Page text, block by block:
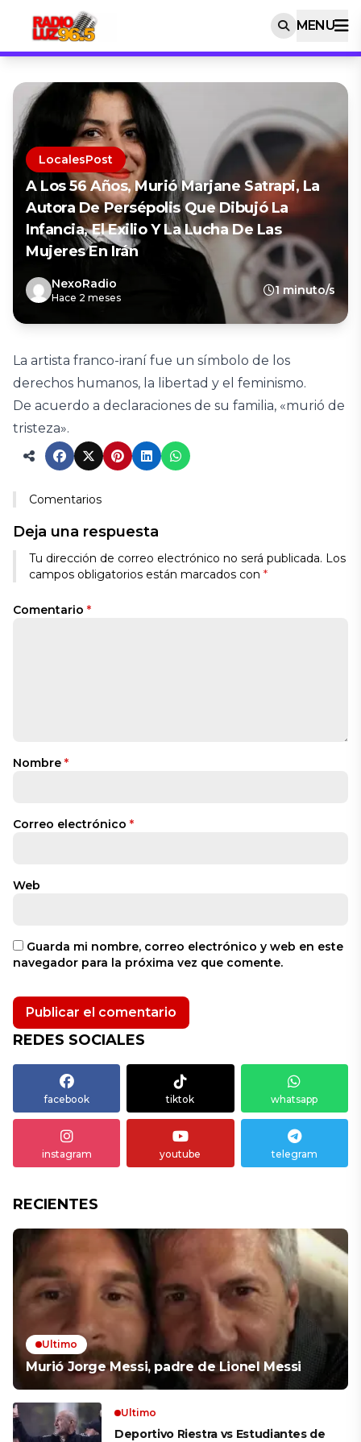
MENU
LocalesPost
A Los 56 Años, Murió Marjane Satrapi, La
Autora De Persépolis Que Dibujó La
Infancia, El Exilio Y La Lucha De Las
Mujeres En Irán
NexoRadio
Hace 2 meses
1 minuto/s
La artista franco-iraní fue un símbolo de los
derechos humanos, la libertad y el feminismo.
De acuerdo a declaraciones de su familia, «murió de
tristeza».
Comentarios
Deja una respuesta
Tu dirección de correo electrónico no será publicada. Los
campos obligatorios están marcados con *
Comentario *
Nombre *
Correo electrónico *
Web
Guarda mi nombre, correo electrónico y web en este
navegador para la próxima vez que comente.
REDES SOCIALES
facebook tiktok whatsapp
instagram youtube telegram
RECIENTES
Ultimo
Murió Jorge Messi, padre de Lionel Messi
Ultimo
Deportivo Riestra vs Estudiantes de